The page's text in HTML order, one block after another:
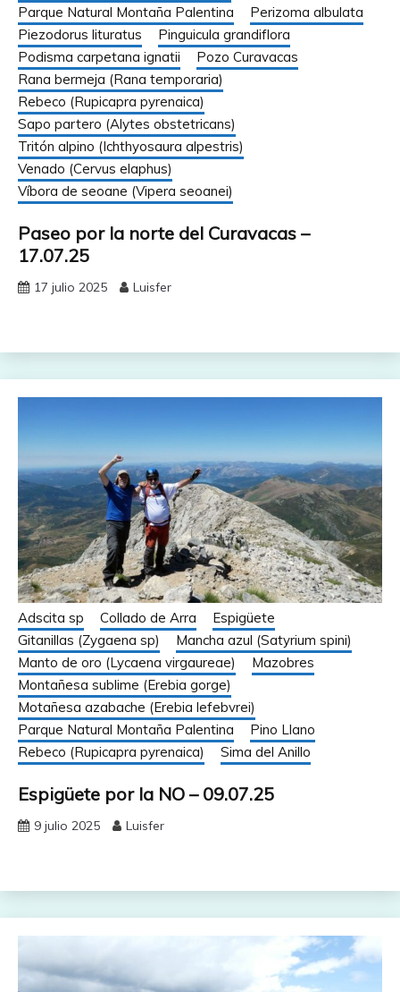
Parque Natural Montaña Palentina
Perizoma albulata
Piezodorus lituratus
Pinguicula grandiflora
Podisma carpetana ignatii
Pozo Curavacas
Rana bermeja (Rana temporaria)
Rebeco (Rupicapra pyrenaica)
Sapo partero (Alytes obstetricans)
Tritón alpino (Ichthyosaura alpestris)
Venado (Cervus elaphus)
Víbora de seoane (Vipera seoanei)
Paseo por la norte del Curavacas –
17.07.25
17 julio 2025 Luisfer
Adscita sp Collado de Arra
Espigüete
Gitanillas (Zygaena sp)
Mancha azul (Satyrium spini)
Manto de oro (Lycaena virgaureae)
Mazobres
Montañesa sublime (Erebia gorge)
Motañesa azabache (Erebia lefebvrei)
Parque Natural Montaña Palentina
Pino Llano
Rebeco (Rupicapra pyrenaica)
Sima del Anillo
Espigüete por la NO – 09.07.25
9 julio 2025 Luisfer